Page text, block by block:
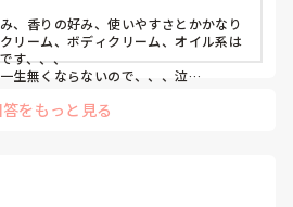
プリセプター, 病棟, リーダー, 神経内科, 脳神
外科, 一般病院, 大学病院, 慢性期, 終末期, オ
、香りの好み、使いやすさとかかなり
リーム、ボディクリーム、オイル系は
す、、、
生無くならないので、、、泣
行ったり、高いホテル泊まってサプラ
食べたり、思い出や食にお金をかけて
をもっと見る